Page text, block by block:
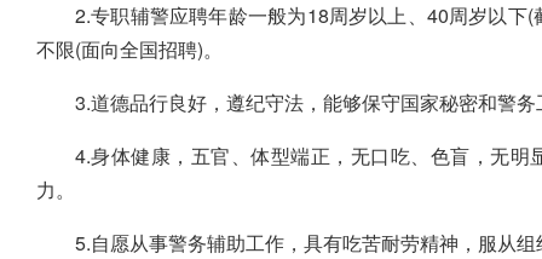
2.专职辅警应聘年龄一般为18周岁以上、40周岁以
不限(面向全国招聘)。
3.道德品行良好，遵纪守法，能够保守国家秘密和警
4.身体健康，五官、体型端正，无口吃、色盲，无
力。
5.自愿从事警务辅助工作，具有吃苦耐劳精神，服从